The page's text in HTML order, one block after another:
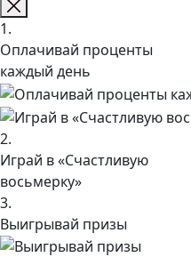
1.
Оплачивай проценты
каждый день
2.
Играй в «Счастливую
восьмерку»
3.
Выигрывай призы